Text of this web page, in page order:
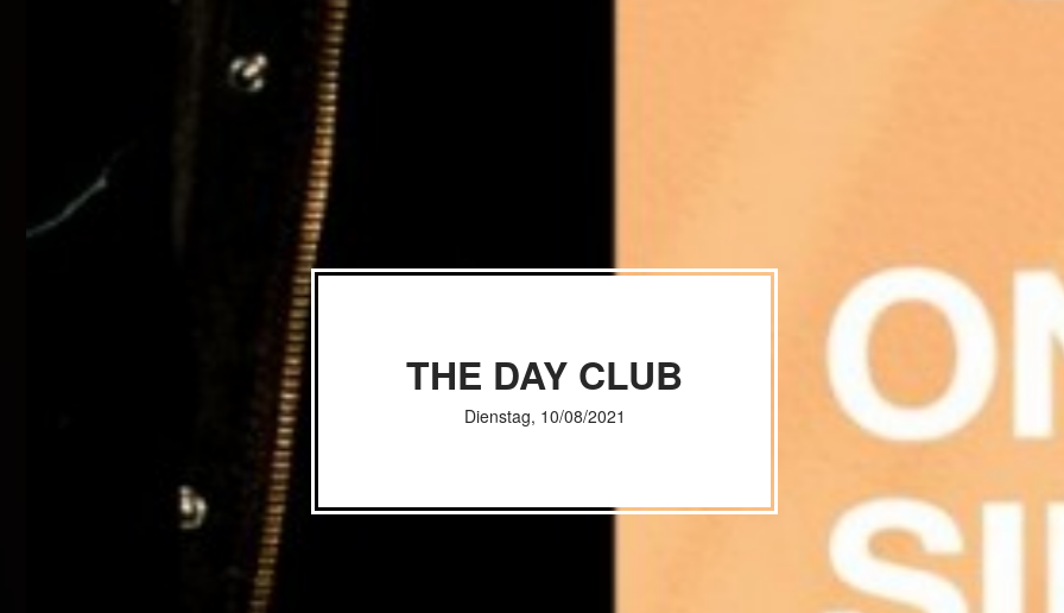
THE DAY CLUB
Dienstag, 10/08/2021